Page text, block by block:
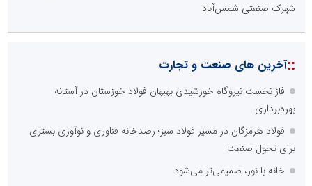
شهرک صنعتی شمس‌آباد
::آخرین های صنعت و تجارت
فاز نخست نیروگاه خورشیدی بهبهان فولاد خوزستان در آستانه
بهره‌برداری
فولاد هرمزگان در مسیر فولاد سبز؛ رصدخانه فناوری و نوآوری بستری
برای تحول صنعت
خانه با نور، صمیمی‌تر می‌شود